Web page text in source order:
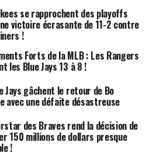
classé troisième dans leur
Dalton Rushing et Diego
Trey Sweeney, un arrêt-
en Triple-A.
était une priorité
l’est définitivement », a
des Dodgers, Brandon
capacités, sa capacité à faire
que c’est une option
»
se rapprochent des playoffs
victoire écrasante de 11-2 contre
!
Forts de la MLB : Les Rangers
les Blue Jays 13 à 8 !
Jays gâchent le retour de Bo
avec une défaite désastreuse
des Braves rend la décision de
150 millions de dollars presque
!